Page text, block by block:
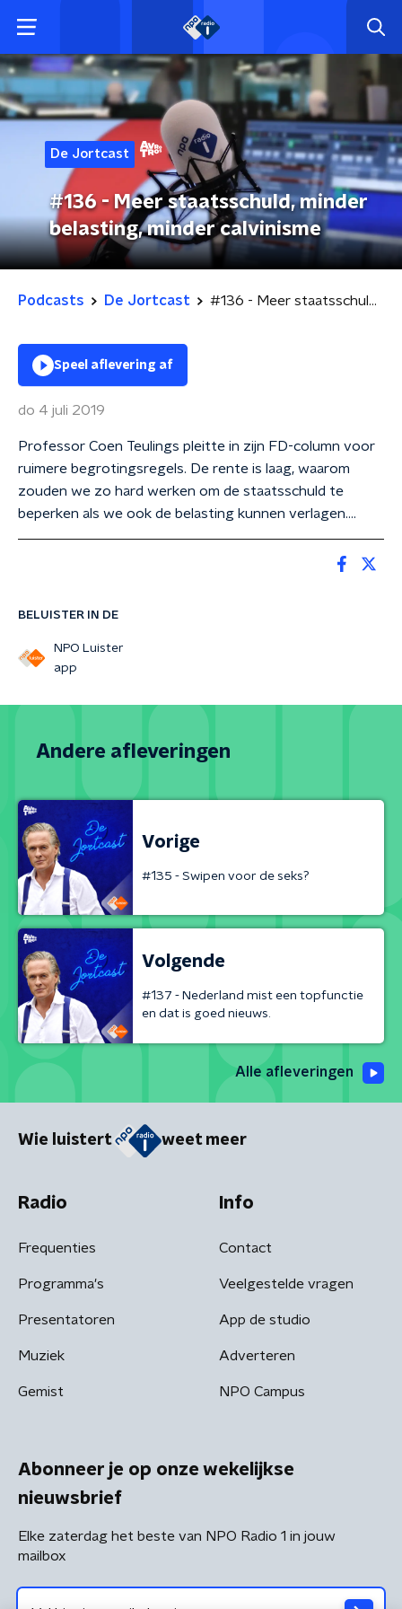
De Jortcast
#136 - Meer staatsschuld, minder
belasting, minder calvinisme
Podcasts De Jortcast #136 - Meer staatsschuld, minder belasting, minder calvinisme
BELUISTER IN DE
NPO Luister
app
Speel aflevering af
do 4 juli 2019
Professor Coen Teulings pleitte in zijn FD-column voor
ruimere begrotingsregels. De rente is laag, waarom
zouden we zo hard werken om de staatsschuld te
beperken als we ook de belasting kunnen verlagen....
Andere afleveringen
Vorige
#135 - Swipen voor de seks?
Volgende
#137 - Nederland mist een topfunctie
en dat is goed nieuws.
Alle afleveringen
Wie luistert weet meer
Radio
Frequenties
Programma's
Presentatoren
Muziek
Gemist
Info
Contact
Veelgestelde vragen
App de studio
Adverteren
NPO Campus
Abonneer je op onze wekelijkse
nieuwsbrief
Elke zaterdag het beste van NPO Radio 1 in jouw
mailbox